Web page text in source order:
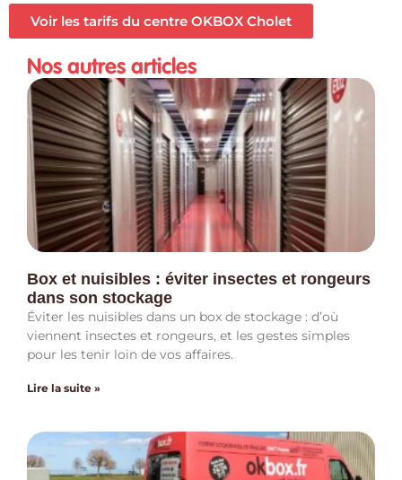
Voir les tarifs du centre OKBOX Cholet
Nos autres articles
Box et nuisibles : éviter insectes et rongeurs
dans son stockage
Éviter les nuisibles dans un box de stockage : d’où
viennent insectes et rongeurs, et les gestes simples
pour les tenir loin de vos affaires.
Lire la suite »